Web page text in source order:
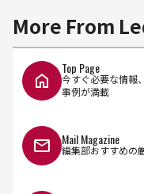
More From
Top Page
今すぐ必要な情報
事例が満載
Mail Magazine
編集部おすすめの